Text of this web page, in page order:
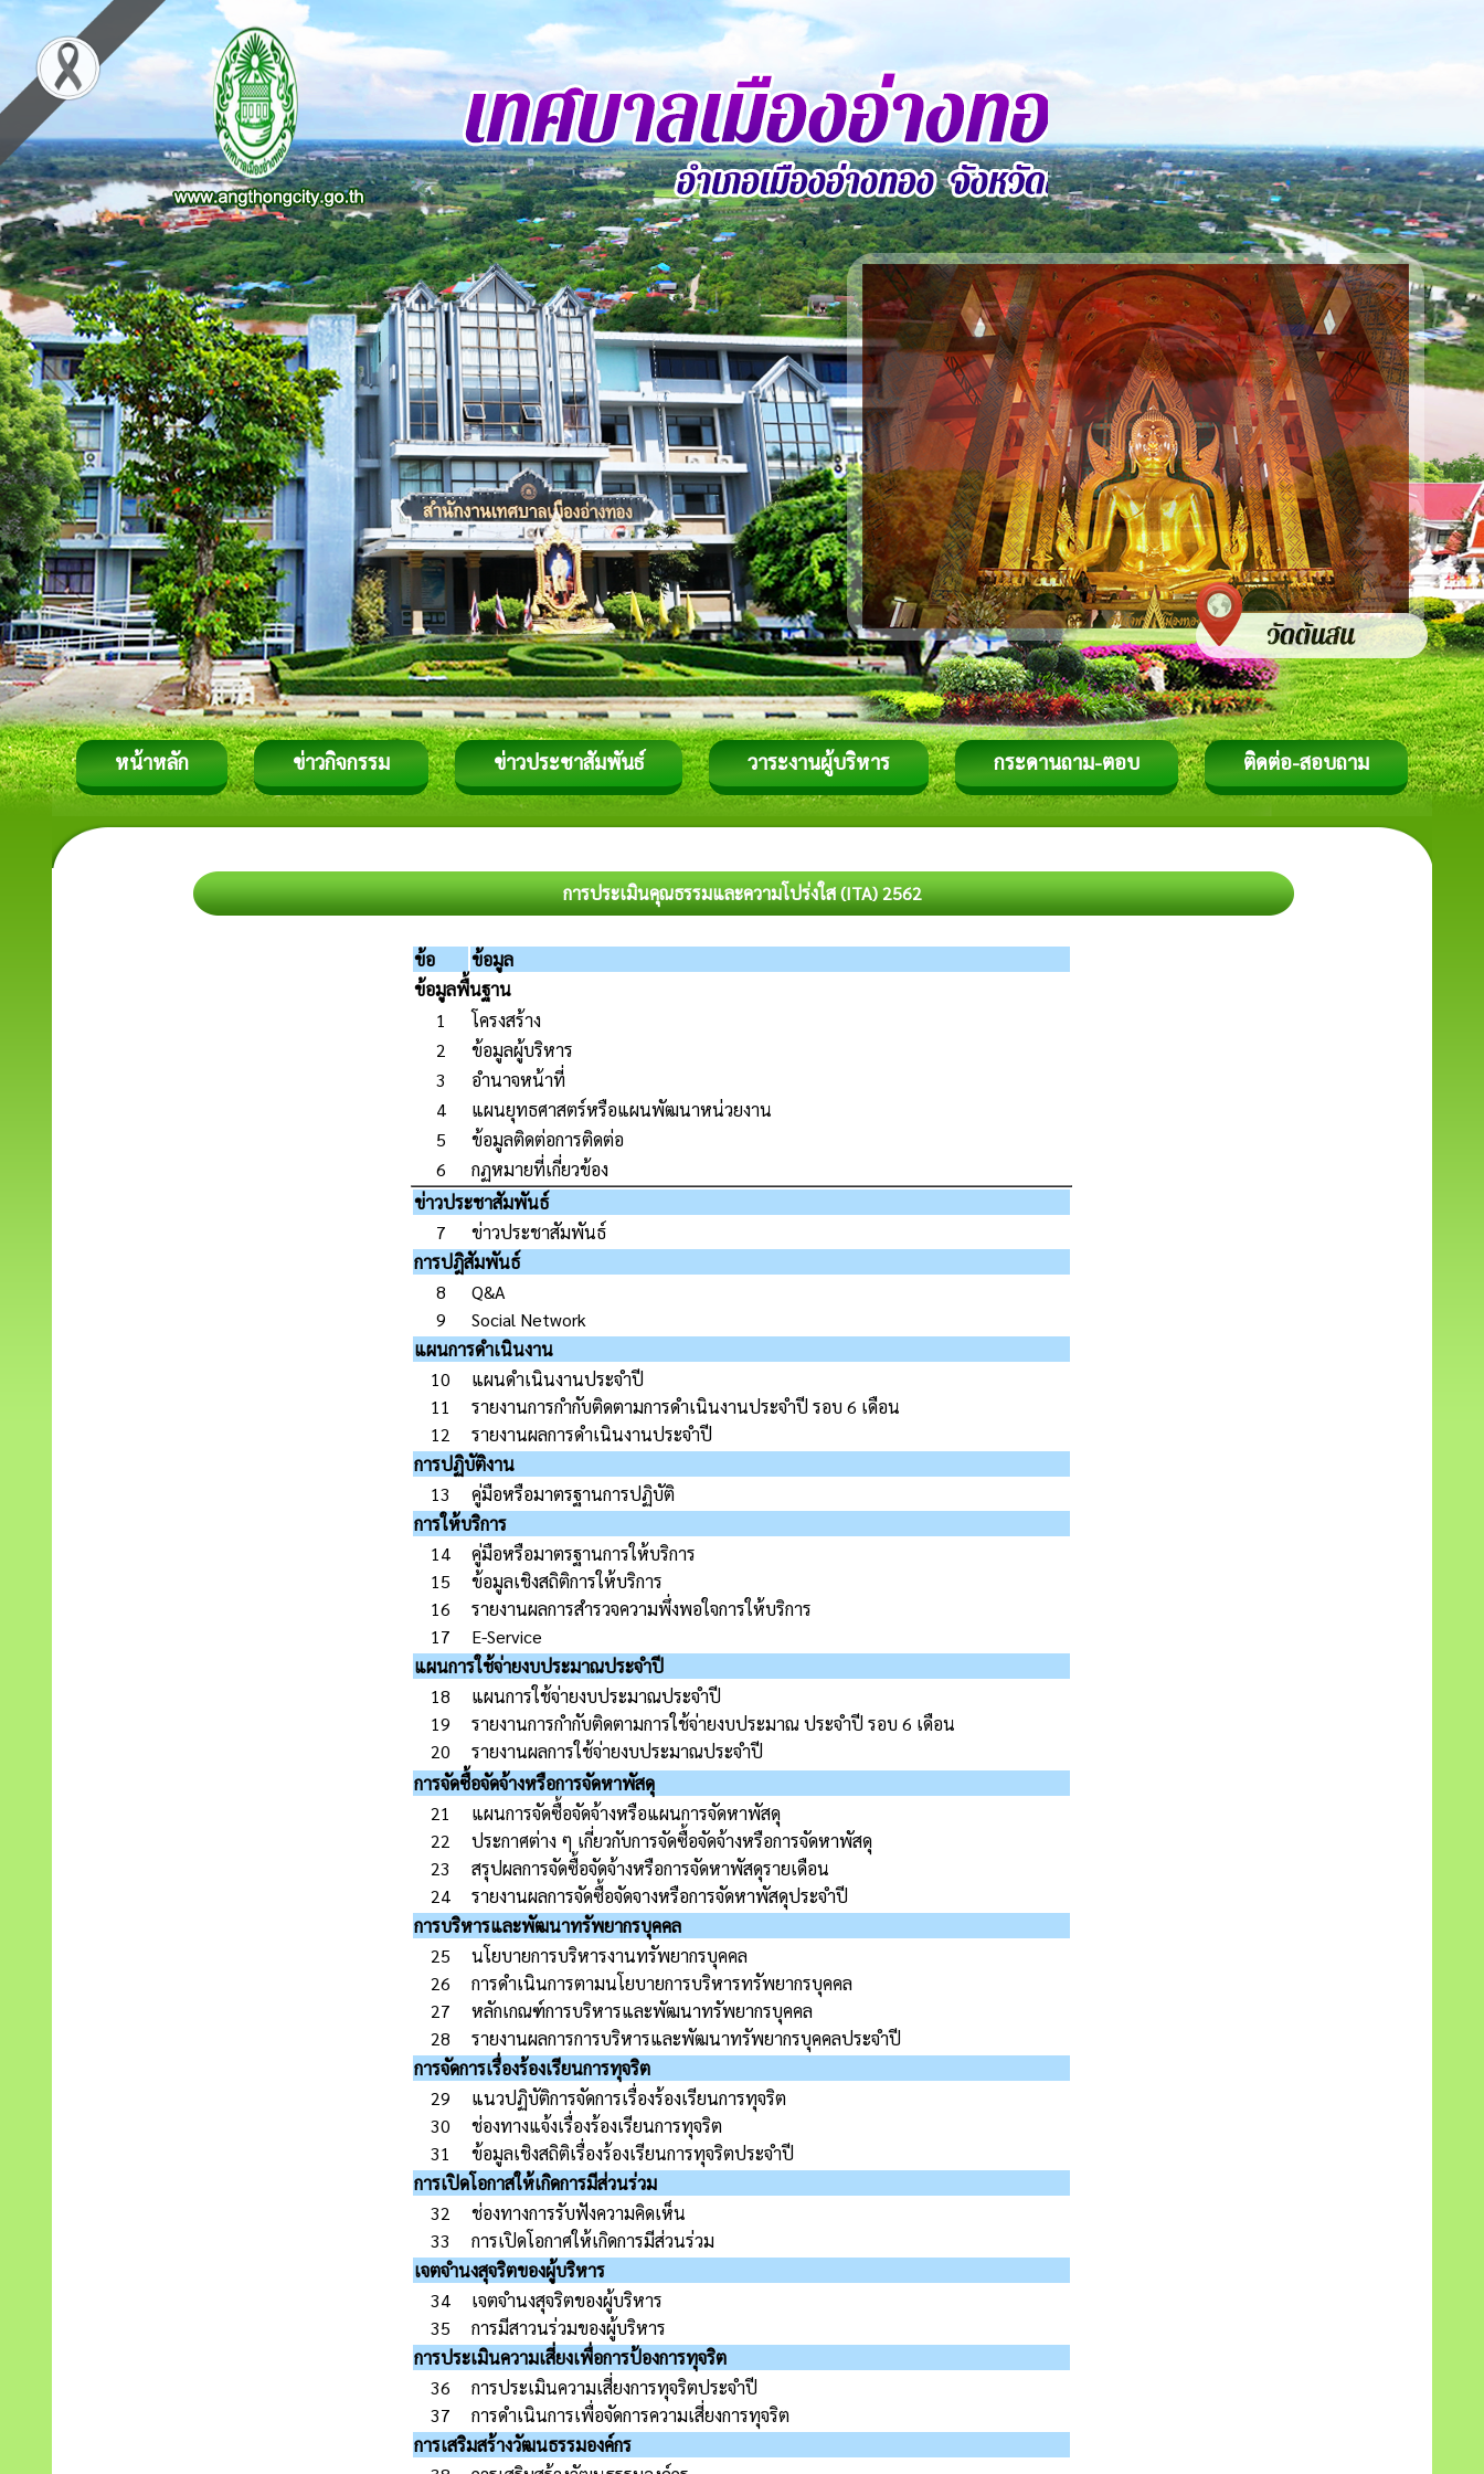
หน้าหลัก ข่าวกิจกรรม ข่าวประชาสัมพันธ์ วาระงานผู้บริหาร กระดานถาม-ตอบ ติดต่อ-สอบถาม
การประเมินคุณธรรมและความโปร่งใส (ITA) 2562
ข้อ
ข้อมูล
ข้อมูลพื้นฐาน
1
โครงสร้าง
2
ข้อมูลผู้บริหาร
3
อำนาจหน้าที่
4
แผนยุทธศาสตร์หรือแผนพัฒนาหน่วยงาน
5
ข้อมูลติดต่อการติดต่อ
6
กฏหมายที่เกี่ยวข้อง
ข่าวประชาสัมพันธ์
7
ข่าวประชาสัมพันธ์
การปฎิสัมพันธ์
8
Q&A
9
Social Network
แผนการดำเนินงาน
10
แผนดำเนินงานประจำปี
11
รายงานการกำกับติดตามการดำเนินงานประจำปี รอบ 6 เดือน
12
รายงานผลการดำเนินงานประจำปี
การปฏิบัติงาน
13
คู่มือหรือมาตรฐานการปฏิบัติ
การให้บริการ
14
คู่มือหรือมาตรฐานการให้บริการ
15
ข้อมูลเชิงสถิติการให้บริการ
16
รายงานผลการสำรวจความพึ่งพอใจการให้บริการ
17
E-Service
แผนการใช้จ่ายงบประมาณประจำปี
18
แผนการใช้จ่ายงบประมาณประจำปี
19
รายงานการกำกับติดตามการใช้จ่ายงบประมาณ ประจำปี รอบ 6 เดือน
20
รายงานผลการใช้จ่ายงบประมาณประจำปี
การจัดซื้อจัดจ้างหรือการจัดหาพัสดุ
21
แผนการจัดซื้อจัดจ้างหรือแผนการจัดหาพัสดุ
22
ประกาศต่าง ๆ เกี่ยวกับการจัดซื้อจัดจ้างหรือการจัดหาพัสดุ
23
สรุปผลการจัดซื้อจัดจ้างหรือการจัดหาพัสดุรายเดือน
24
รายงานผลการจัดซื้อจัดจางหรือการจัดหาพัสดุประจำปี
การบริหารและพัฒนาทรัพยากรบุคคล
25
นโยบายการบริหารงานทรัพยากรบุคคล
26
การดำเนินการตามนโยบายการบริหารทรัพยากรบุคคล
27
หลักเกณฑ์การบริหารและพัฒนาทรัพยากรบุคคล
28
รายงานผลการการบริหารและพัฒนาทรัพยากรบุคคลประจำปี
การจัดการเรื่องร้องเรียนการทุจริต
29
แนวปฏิบัติการจัดการเรื่องร้องเรียนการทุจริต
30
ช่องทางแจ้งเรื่องร้องเรียนการทุจริต
31
ข้อมูลเชิงสถิติเรื่องร้องเรียนการทุจริตประจำปี
การเปิดโอกาสให้เกิดการมีส่วนร่วม
32
ช่องทางการรับฟังความคิดเห็น
33
การเปิดโอกาศให้เกิดการมีส่วนร่วม
เจตจำนงสุจริตของผู้บริหาร
34
เจตจำนงสุจริตของผู้บริหาร
35
การมีสาวนร่วมของผู้บริหาร
การประเมินความเสี่ยงเพื่อการป้องการทุจริต
36
การประเมินความเสี่ยงการทุจริตประจำปี
37
การดำเนินการเพื่อจัดการความเสี่ยงการทุจริต
การเสริมสร้างวัฒนธรรมองค์กร